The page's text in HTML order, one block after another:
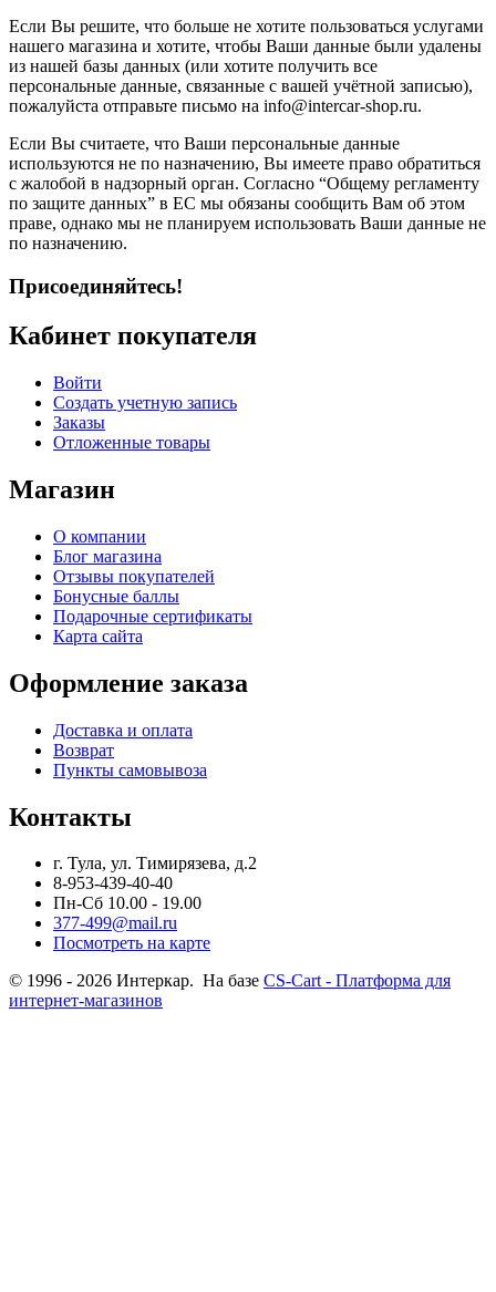
Если Вы решите, что больше не хотите пользоваться услугами
нашего магазина и хотите, чтобы Ваши данные были удалены
из нашей базы данных (или хотите получить все
персональные данные, связанные с вашей учётной записью),
пожалуйста отправьте письмо на info@intercar-shop.ru.
Если Вы считаете, что Ваши персональные данные
используются не по назначению, Вы имеете право обратиться
с жалобой в надзорный орган. Согласно “Общему регламенту
по защите данных” в ЕС мы обязаны сообщить Вам об этом
праве, однако мы не планируем использовать Ваши данные не
по назначению.
Присоединяйтесь!
Кабинет покупателя
Войти
Создать учетную запись
Заказы
Отложенные товары
Магазин
О компании
Блог магазина
Отзывы покупателей
Бонусные баллы
Подарочные сертификаты
Карта сайта
Оформление заказа
Доставка и оплата
Возврат
Пункты самовывоза
Контакты
г. Тула, ул. Тимирязева, д.2
8-953-439-40-40
Пн-Сб 10.00 - 19.00
377-499@mail.ru
Посмотреть на карте
© 1996 - 2026 Интеркар. На базе CS-Cart - Платформа для
интернет-магазинов